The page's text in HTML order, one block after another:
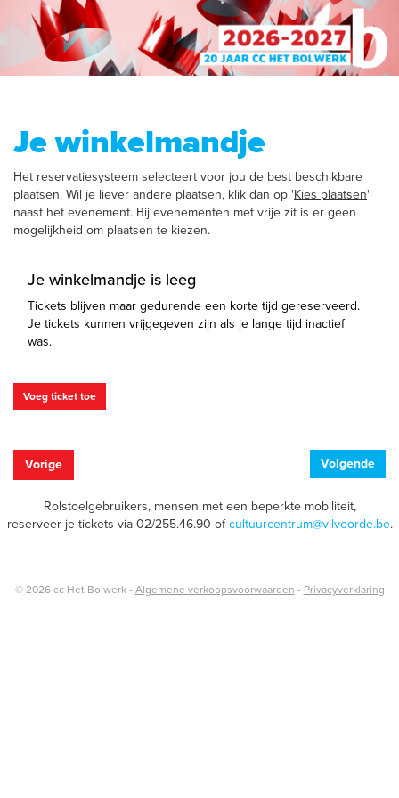
Je winkelmandje
Het reservatiesysteem selecteert voor jou de best beschikbare
plaatsen. Wil je liever andere plaatsen, klik dan op 'Kies plaatsen'
naast het evenement. Bij evenementen met vrije zit is er geen
mogelijkheid om plaatsen te kiezen.
Je winkelmandje is leeg
Tickets blijven maar gedurende een korte tijd gereserveerd.
Je tickets kunnen vrijgegeven zijn als je lange tijd inactief
was.
Voeg ticket toe
Vorige Volgende
Rolstoelgebruikers, mensen met een beperkte mobiliteit,
reserveer je tickets via 02/255.46.90 ofcultuurcentrum@vilvoorde.be.
© 2026 cc Het Bolwerk - Algemene verkoopsvoorwaarden - Privacyverklaring